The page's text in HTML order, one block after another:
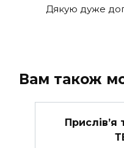
Дякую дуже
Вам також
Прислів’я